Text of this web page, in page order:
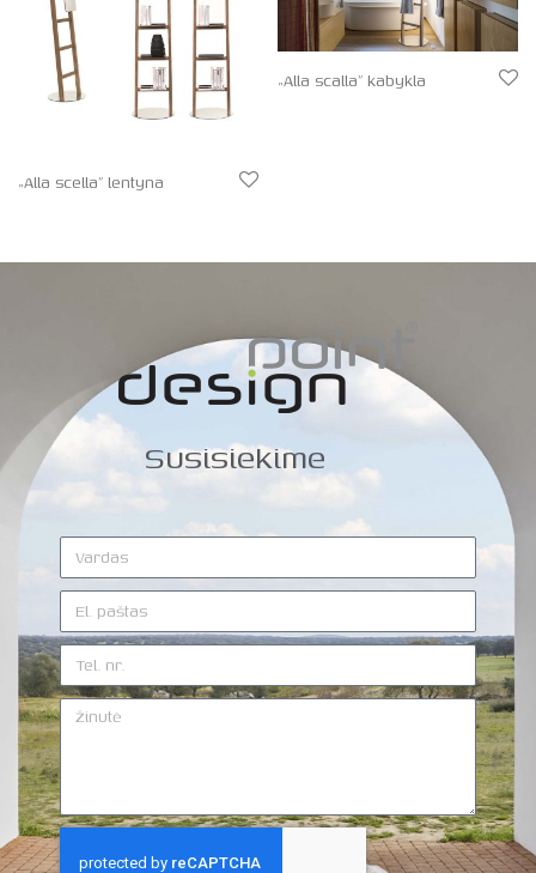
„Alla scella” lentyna
„Alla scalla” kabykla
Susisiekime